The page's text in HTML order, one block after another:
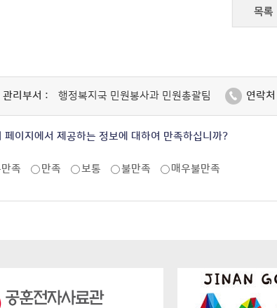
관리부서 : 행정복지국 민원봉사과 민원총괄팀 연락
페이지에서 제공하는 정보에 대하여 만족하십니까?
족 만족 보통 불만족 매우불만족